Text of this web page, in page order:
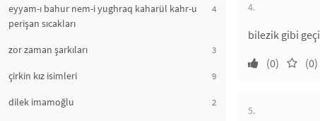
eyyam-ı bahur nem-i yughraq kaharül kahr-u
perişan sıcakları
4
zor zaman şarkıları 3
çirkin kız isimleri 9
dilek imamoğlu 2
4.
bilezik gibi
(0)
(0)
5.